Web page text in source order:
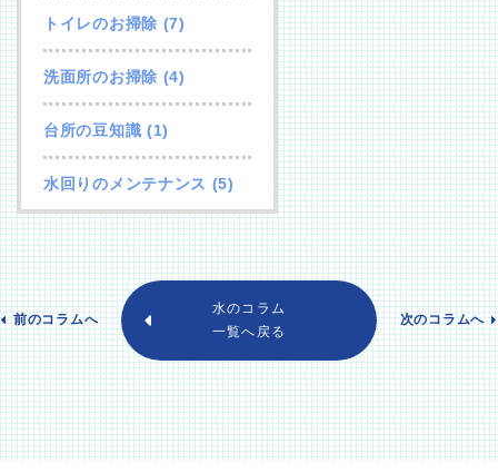
トイレのお掃除 (7)
洗面所のお掃除 (4)
台所の豆知識 (1)
水回りのメンテナンス (5)
前のコラムへ
水のコラム
一覧へ戻る
次のコラムへ